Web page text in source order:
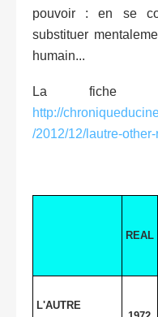
pouvoir : en se
substituer
humain...
La fiche
http://
/2012/12/lautre-
REAL
L'AUTRE